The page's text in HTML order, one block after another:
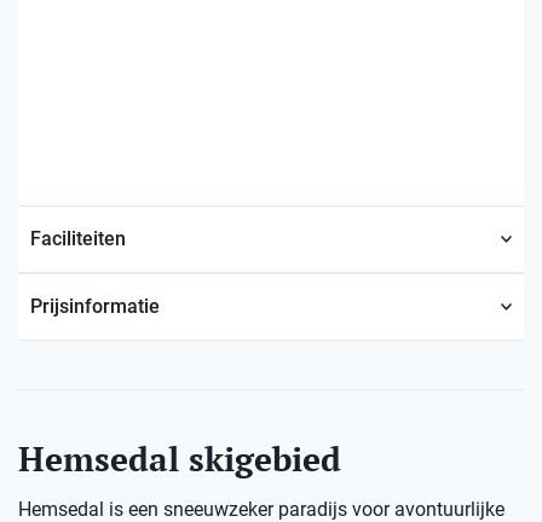
Faciliteiten
Prijsinformatie
Hemsedal skigebied
Hemsedal is een sneeuwzeker paradijs voor avontuurlijke